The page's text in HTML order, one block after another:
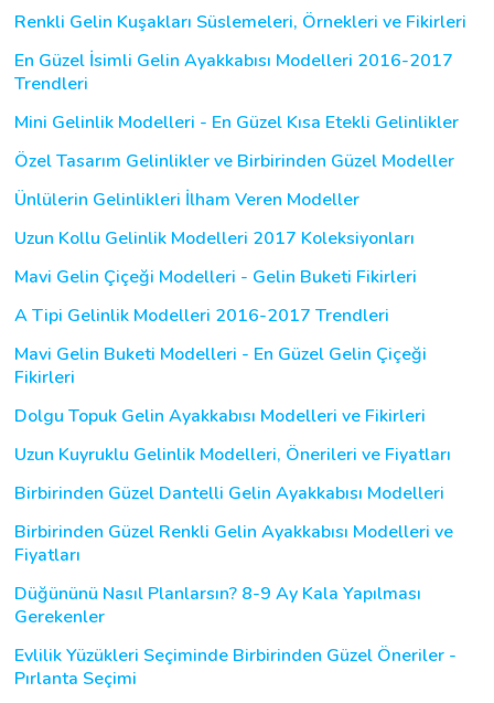
Renkli Gelin Kuşakları Süslemeleri, Örnekleri ve Fikirleri
En Güzel İsimli Gelin Ayakkabısı Modelleri 2016-2017
Trendleri
Mini Gelinlik Modelleri - En Güzel Kısa Etekli Gelinlikler
Özel Tasarım Gelinlikler ve Birbirinden Güzel Modeller
Ünlülerin Gelinlikleri İlham Veren Modeller
Uzun Kollu Gelinlik Modelleri 2017 Koleksiyonları
Mavi Gelin Çiçeği Modelleri - Gelin Buketi Fikirleri
A Tipi Gelinlik Modelleri 2016-2017 Trendleri
Mavi Gelin Buketi Modelleri - En Güzel Gelin Çiçeği
Fikirleri
Dolgu Topuk Gelin Ayakkabısı Modelleri ve Fikirleri
Uzun Kuyruklu Gelinlik Modelleri, Önerileri ve Fiyatları
Birbirinden Güzel Dantelli Gelin Ayakkabısı Modelleri
Birbirinden Güzel Renkli Gelin Ayakkabısı Modelleri ve
Fiyatları
Düğününü Nasıl Planlarsın? 8-9 Ay Kala Yapılması
Gerekenler
Evlilik Yüzükleri Seçiminde Birbirinden Güzel Öneriler -
Pırlanta Seçimi